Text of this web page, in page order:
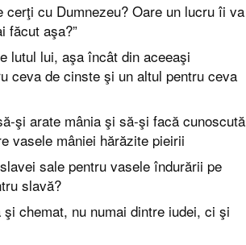
cu Dumnezeu? Oare un lucru îi va
făcut aşa?”
lutul lui, aşa încât din aceeaşi
ceva de cinste şi un altul pentru ceva
şi arate mânia şi să-şi facă cunoscută
vasele mâniei hărăzite pieirii
sale pentru vasele îndurării pe
slavă?
chemat, nu numai dintre iudei, ci şi